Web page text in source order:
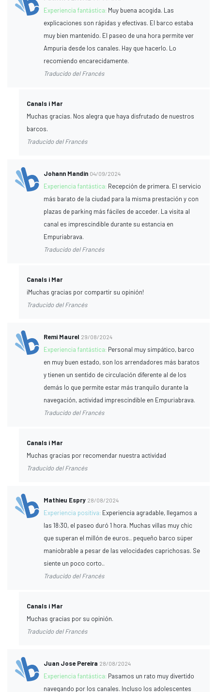
Experiencia fantástica: Muy buena acogida. Las
explicaciones son rápidas y efectivas. El barco estaba
muy bien mantenido. El paseo de una hora permite ver
Ampuria desde los canales. Hay que hacerlo. Lo
recomiendo encarecidamente.
Traducido del Francés
Canals i Mar
Muchas gracias. Nos alegra que haya disfrutado de nuestros
barcos.
Traducido del Francés
Johann Mandin 04/09/2024
Experiencia fantástica: Recepción de primera. El servicio
más barato de la ciudad para la misma prestación y con
plazas de parking más fáciles de acceder. La visita al
canal es imprescindible durante su estancia en
Empuriabrava.
Traducido del Francés
Canals i Mar
¡Muchas gracias por compartir su opinión!
Traducido del Francés
Remi Maurel 29/08/2024
Experiencia fantástica: Personal muy simpático, barco
en muy buen estado, son los arrendadores más baratos
y tienen un sentido de circulación diferente al de los
demás lo que permite estar más tranquilo durante la
navegación, actividad imprescindible en Empuriabrava.
Traducido del Francés
Canals i Mar
Muchas gracias por recomendar nuestra actividad
Traducido del Francés
Mathieu Espry 28/08/2024
Experiencia positiva: Experiencia agradable, llegamos a
las 18:30, el paseo duró 1 hora. Muchas villas muy chic
que superan el millón de euros.. pequeño barco súper
maniobrable a pesar de las velocidades caprichosas. Se
siente un poco corto..
Traducido del Francés
Canals i Mar
Muchas gracias por su opinión.
Traducido del Francés
Juan Jose Pereira 28/08/2024
Experiencia fantástica: Pasamos un rato muy divertido
navegando por los canales. Incluso los adolescentes